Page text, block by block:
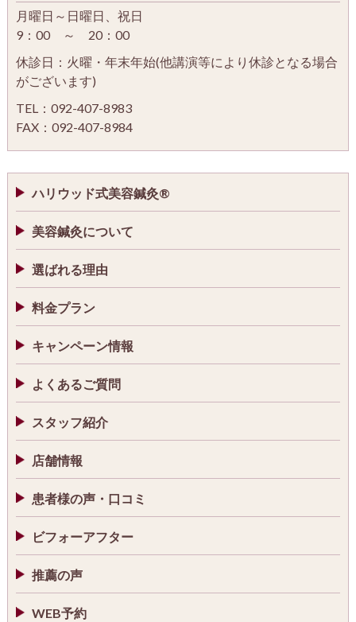
月曜日～日曜日、祝日
9：00 ～ 20：00
休診日：火曜・年末年始(他講演等により休診となる場合
がございます)
TEL：092-407-8983
FAX：092-407-8984
ハリウッド式美容鍼灸®
美容鍼灸について
選ばれる理由
料金プラン
キャンペーン情報
よくあるご質問
スタッフ紹介
店舗情報
患者様の声・口コミ
ビフォーアフター
推薦の声
WEB予約